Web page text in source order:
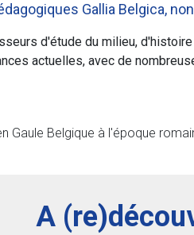
Gallia Belgica,
d'étude du milieu,
actuelles, avec de
Gaule Belgique à l'époque
A